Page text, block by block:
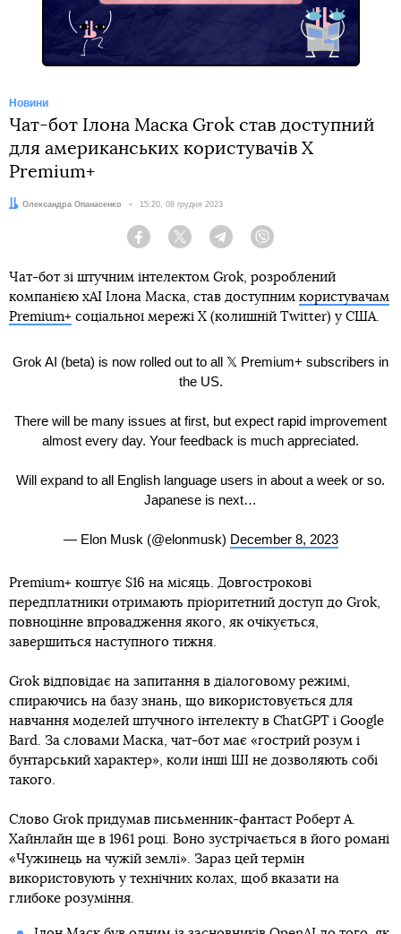
Новини
Чат-бот Ілона Маска Grok став доступний
для американських користувачів Х
Premium+
Автор:
Олександра Опанасенко Дата:
15:20, 08 грудня 2023
Facebook Twitter Telegram
Чат-бот зі штучним інтелектом Grok, розроблений
компанією xAI Ілона Маска, став доступним користувачам
Premium+ соціальної мережі X (колишній Twitter) у США.
Grok AI (beta) is now rolled out to all 𝕏 Premium+ subscribers in
the US.
There will be many issues at first, but expect rapid improvement
almost every day. Your feedback is much appreciated.
Will expand to all English language users in about a week or so.
Japanese is next…
— Elon Musk (@elonmusk) December 8, 2023
Premium+ коштує $16 на місяць. Довгострокові
передплатники отримають пріоритетний доступ до Grok,
повноцінне впровадження якого, як очікується,
завершиться наступного тижня.
Grok відповідає на запитання в діалоговому режимі,
спираючись на базу знань, що використовується для
навчання моделей штучного інтелекту в ChatGPT і Google
Bard. За словами Маска, чат-бот має «гострий розум і
бунтарський характер», коли інші ШІ не дозволяють собі
такого.
Слово Grok придумав письменник-фантаст Роберт А.
Хайнлайн ще в 1961 році. Воно зустрічається в його романі
«Чужинець на чужій землі». Зараз цей термін
використовують у технічних колах, щоб вказати на
глибоке розуміння.